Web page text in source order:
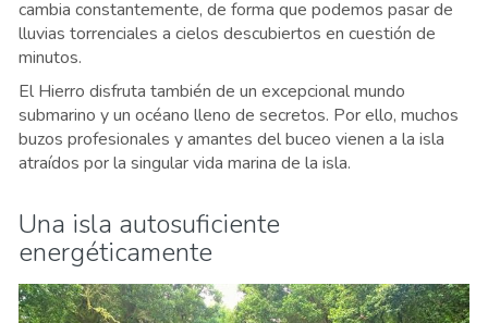
cambia constantemente, de forma que podemos pasar de
lluvias torrenciales a cielos descubiertos en cuestión de
minutos.
El Hierro disfruta también de un excepcional mundo
submarino y un océano lleno de secretos. Por ello, muchos
buzos profesionales y amantes del buceo vienen a la isla
atraídos por la singular vida marina de la isla.
Una isla autosuficiente
energéticamente